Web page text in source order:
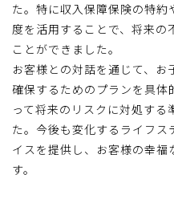
た。特に収入保障保険の特
度を活用することで、将来の
ことができました。
お客様との対話を通じて、お
確保するためのプランを具体
って将来のリスクに対処する
た。今後も変化するライフ
イスを提供し、お客様の幸福
す。